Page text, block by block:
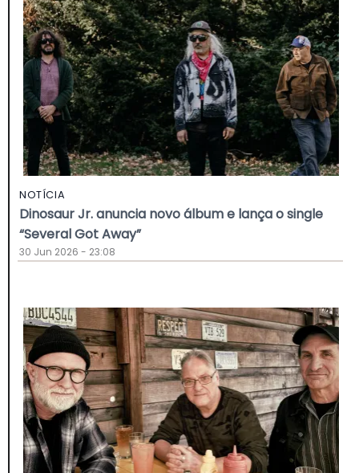
NOTÍCIA
Dinosaur Jr. anuncia novo álbum e lança o single
“Several Got Away”
30 Jun 2026 - 23:08